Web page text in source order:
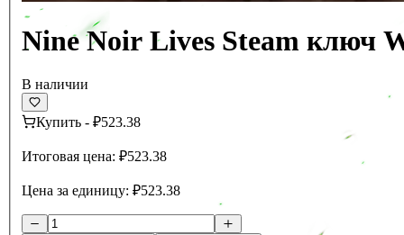
Nine Noir Lives Steam ключ
В наличии
Купить - ₽523.38
Итоговая цена: ₽523.38
Цена за единицу: ₽523.38